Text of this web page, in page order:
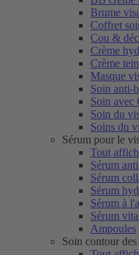
Brume
Coffret
Cou &
Crème
Crème
Masque
Soin anti-
Soin avec
Soin du
Soins du
Sérum pour le
Tout
Sérum
Sérum
Sérum
Sérum à
Sérum
Ampoules
Soin contour